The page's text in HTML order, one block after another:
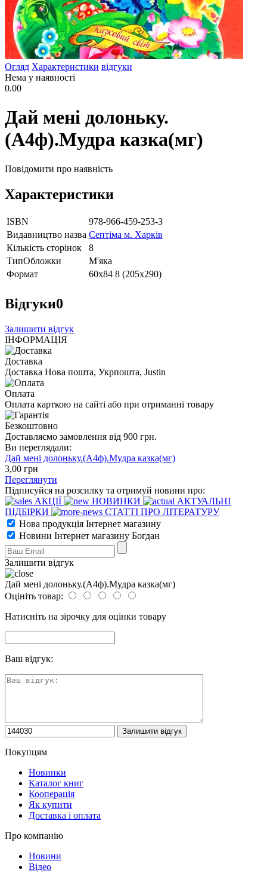
Огляд Характеристики відгуки
Нема у наявності
0.00
Дай мені долоньку.
(А4ф).Мудра казка(мг)
Повідомити про наявність
Характеристики
ISBN
978-966-459-253-3
Видавництво назва Септіма м. Харків
Кількість сторінок
8
ТипОбложки
М'яка
Формат
60х84 8 (205х290)
Відгуки0
Залишити відгук
ІНФОРМАЦІЯ
Доставка
Доставка Нова пошта, Укрпошта, Justin
Оплата
Оплата карткою на сайті або при отриманні товару
Безкоштовно
Доставляємо замовлення від 900 грн.
Ви переглядали:
Дай мені долоньку.(А4ф).Мудра казка(мг)
3,00 грн
Переглянути
Підписуйся на розсилку та отримуй новини про:
АКЦІЇ
НОВИНКИ
АКТУАЛЬНІ
ПІДБІРКИ
СТАТТІ ПРО ЛІТЕРАТУРУ
Нова продукція Інтернет магазину
Новини Інтернет магазину Богдан
Залишити відгук
Дай мені долоньку.(А4ф).Мудра казка(мг)
Оцініть товар:
Натисніть на зірочку для оцінки товару
Ваш відгук:
Покупцям
Новинки
Каталог книг
Кооперація
Як купити
Доставка і оплата
Про компанію
Новини
Відео